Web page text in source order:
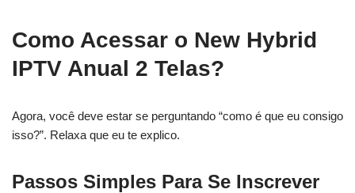
Como Acessar o New Hybrid
IPTV Anual 2 Telas?
Agora, você deve estar se perguntando “como é que eu consigo
isso?”. Relaxa que eu te explico.
Passos Simples Para Se Inscrever